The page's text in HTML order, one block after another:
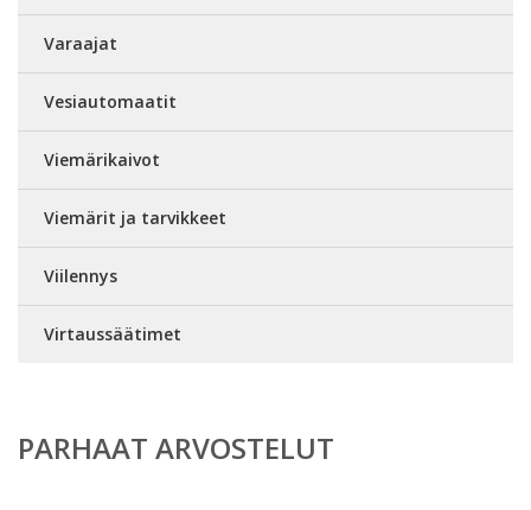
Varaajat
Vesiautomaatit
Viemärikaivot
Viemärit ja tarvikkeet
Viilennys
Virtaussäätimet
PARHAAT ARVOSTELUT